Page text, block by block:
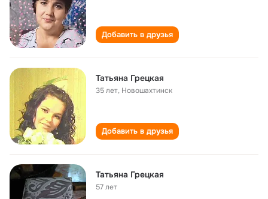
Добавить в друзья
Татьяна Грецкая
35 лет, Новошахтинск
Добавить в друзья
Татьяна Грецкая
57 лет